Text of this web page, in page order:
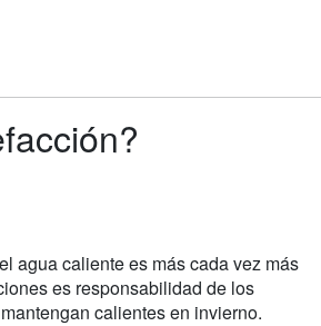
agua caliente es más cada vez más
es responsabilidad de los
calientes en invierno.